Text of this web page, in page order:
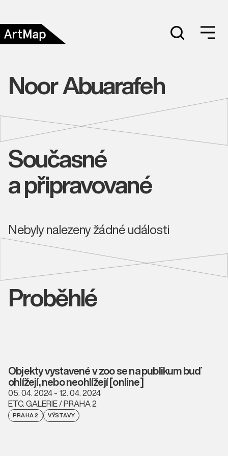
Noor Abuarafeh
Současné
a připravované
Nebyly nalezeny žádné události
Proběhlé
Objekty vystavené v zoo se na publikum buď
ohlížejí, nebo neohlížejí [online]
05. 04. 2024 - 12. 04. 2024
ETC. GALERIE / PRAHA 2
PRAHA 2 VÝSTAVY